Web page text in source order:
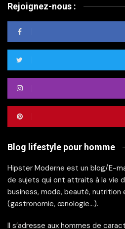
Rejoignez-nous :
Blog lifestyle pour homme
Hipster Moderne est un blog/E-
de sujets qui ont attraits à la vie
business, mode, beauté, nutrition
(gastronomie, œnologie…).
Il s’adresse aux hommes de